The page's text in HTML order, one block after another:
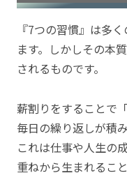
『7つの習慣』は多
ます。しかしその本
されるものです。
薪割りをすることで
毎日の繰り返しが積
これは仕事や人生の
重ねから生まれるこ